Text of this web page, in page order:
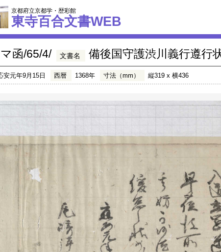
京都府立京都学・歴彩館
東寺百合文書WEB
マ函/65/4/ 文書名 備後国守護渋川義行遵行
安元年9月15日 西暦 1368年 寸法（mm） 縦319 x 横436